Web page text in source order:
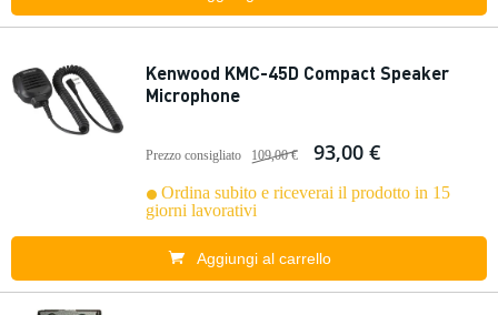
Kenwood KMC-45D Compact Speaker
Microphone
Prezzo consigliato 109,00 € 93,00 €
Ordina subito e riceverai il prodotto in 15
giorni lavorativi
Aggiungi al carrello